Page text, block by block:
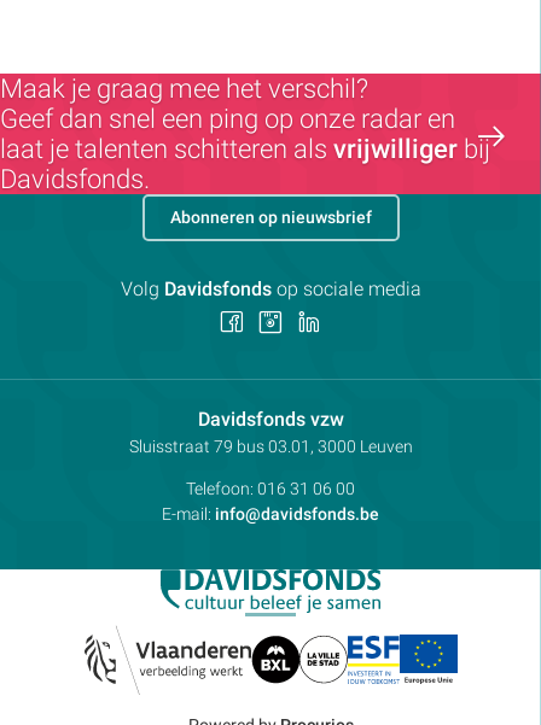
Maak je graag mee het verschil?
Geef dan snel een ping op onze radar en
laat je talenten schitteren als vrijwilliger bij
Davidsfonds.
Davidsfonds vzwContactpersoon:
Adres:
Sluisstraat 79 bus 03.01, 3000 Leuven
Telefoon: 016 31 06 00
E-mail: info@davidsfonds.be
Abonneren op nieuwsbrief
Volg Davidsfondsop sociale media
Volg Volg